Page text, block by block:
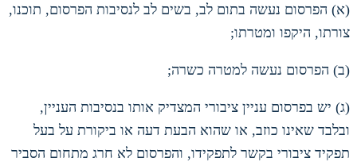
(א) הפרסום נעשה בתום לב, בשים לב לנסיבות הפרסום, תוכנו,
צורתו, היקפו ומטרתו;
(ב) הפרסום נעשה למטרה כשרה;
(ג) יש בפרסום עניין ציבורי המצדיק אותו בנסיבות העניין,
ובלבד שאינו כוזב, או שהוא הבעת דעה או ביקורת על בעל
תפקיד ציבורי בקשר לתפקידו, והפרסום לא חרג מתחום הסביר